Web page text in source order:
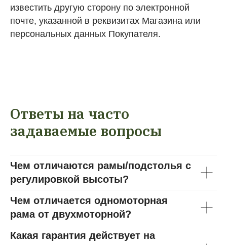
известить другую сторону по электронной
почте, указанной в реквизитах Магазина или
персональных данных Покупателя.
Ответы на часто
задаваемые вопросы
Чем отличаются рамы/подстолья с
регулировкой высоты?
Чем отличается одномоторная
рама от двухмоторной?
Какая гарантия действует на